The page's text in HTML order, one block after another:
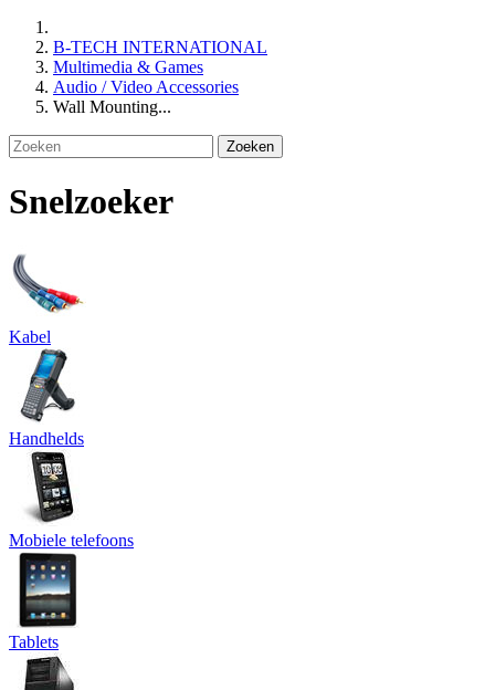
B-TECH INTERNATIONAL
Multimedia & Games
Audio / Video Accessories
Wall Mounting...
Zoeken
Snelzoeker
Kabel
Handhelds
Mobiele telefoons
Tablets